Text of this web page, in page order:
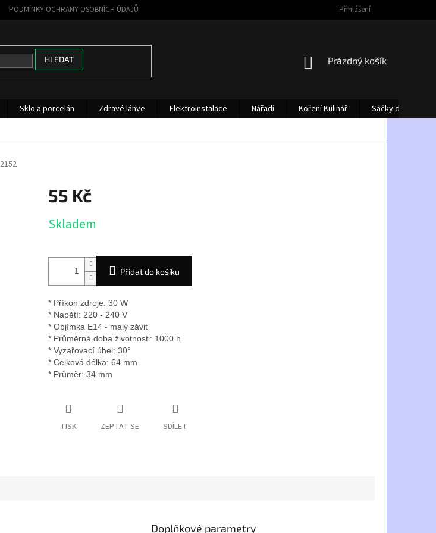
PODMÍNKY OCHRANY OSOBNÍCH ÚDAJŮ Přihlášení
HLEDAT
NÁKUPNÍ
Prázdný košík
Sklo a porcelán Zdravé láhve Elektroinstalace Nářadí Koření Kulinář
Sáčky do
2152
55 Kč
cena:
Skladem
Přidat do košíku
* Příkon zdroje: 30 W
* Napětí: 220 - 240 V
* Objímka E14 - malý závit
* Průměrná doba životnosti: 1000 h
* Vyzařovací úhel: 30°
* Celková délka: 64 mm
* Průměr: 34 mm
TISK ZEPTAT SE SDÍLET
Doplňkové parametry